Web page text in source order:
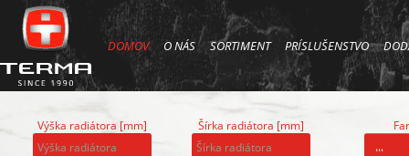
DOMOV O NÁS SORTIMENT PRÍSLUŠENSTVO
Výška radiátora [mm] Šírka radiátora [mm]
...